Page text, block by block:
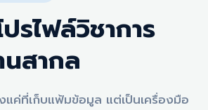
รไฟล์วิชาการ
สากล
แค่ที่เก็บแฟ้มข้อมูล แต่เป็นเครื่องมือ